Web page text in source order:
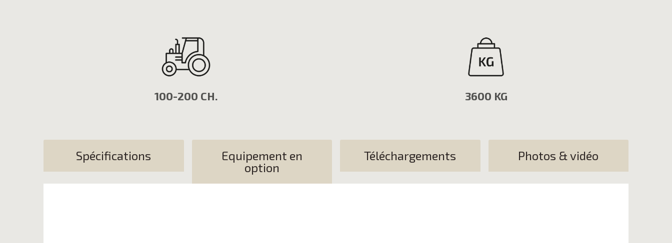
100-200 CH. 3600 KG
Spécifications
Equipement en
option
Téléchargements Photos & vidéo